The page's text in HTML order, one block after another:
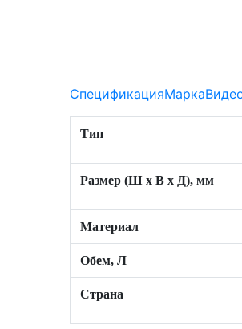
СпецификацияМарка
Тип
Размер (Ш x В x Д), мм
Материал
Обем, Л
Страна